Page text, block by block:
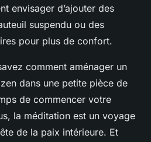
envisager d’ajouter des
suspendu ou des
pour plus de confort.
comment aménager un
dans une petite pièce de
de commencer votre
la méditation est un voyage
de la paix intérieure. Et